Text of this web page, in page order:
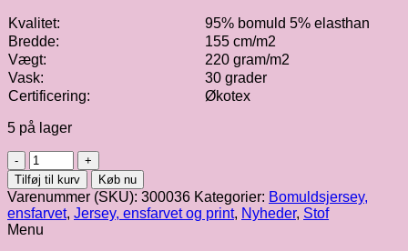
Kvalitet:
95% bomuld 5% elasthan
Bredde:
155 cm/m2
Vægt:
220 gram/m2
Vask:
30 grader
Certificering:
Økotex
5 på lager
Bomuldsjersey
|
okker
fv.
032
antal
Tilføj til kurv Køb nu
Varenummer (SKU): 300036 Kategorier: Bomuldsjersey,
ensfarvet, Jersey, ensfarvet og print, Nyheder, Stof
Menu